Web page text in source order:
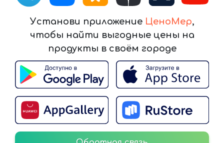
Установи приложение ЦеноМер,
чтобы найти выгодные цены на
продукты в своём городе